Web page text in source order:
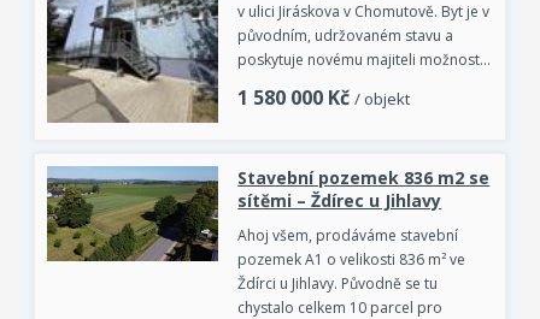
v ulici Jiráskova v Chomutově. Byt je v
původním, udržovaném stavu a
poskytuje novému majiteli možnost…
1 580 000 Kč / objekt
Stavební pozemek 836 m2 se
sítěmi – Ždírec u Jihlavy
Ahoj všem, prodáváme stavební
pozemek A1 o velikosti 836 m² ve
Ždírci u Jihlavy. Původně se tu
chystalo celkem 10 parcel pro